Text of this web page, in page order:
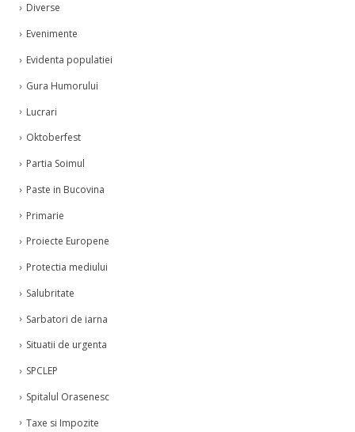
Diverse
Evenimente
Evidenta populatiei
Gura Humorului
Lucrari
Oktoberfest
Partia Soimul
Paste in Bucovina
Primarie
Proiecte Europene
Protectia mediului
Salubritate
Sarbatori de iarna
Situatii de urgenta
SPCLEP
Spitalul Orasenesc
Taxe si Impozite